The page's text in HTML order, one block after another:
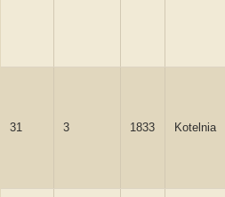
31 3 1833 Kotelnia